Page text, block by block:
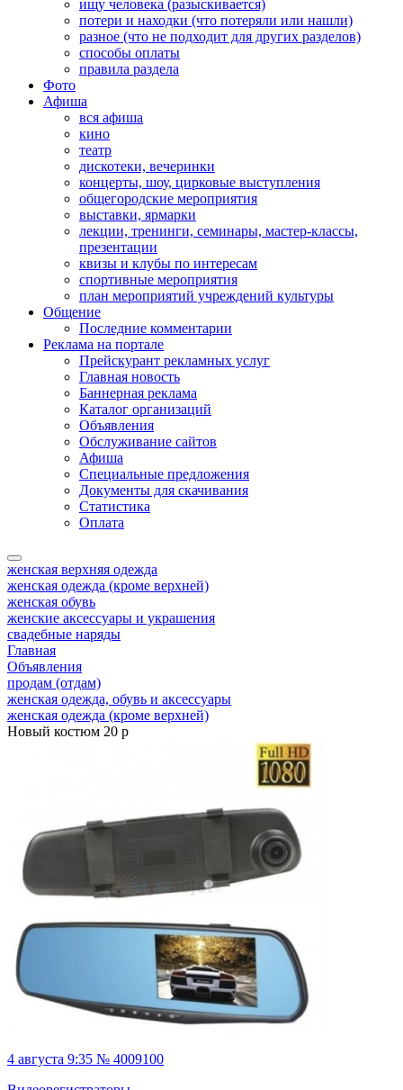
ищу человека (разыскивается)
потери и находки (что потеряли или нашли)
разное (что не подходит для других разделов)
способы оплаты
правила раздела
Фото
Афиша
вся афиша
кино
театр
дискотеки, вечеринки
концерты, шоу, цирковые выступления
общегородские мероприятия
выставки, ярмарки
лекции, тренинги, семинары, мастер-классы,
презентации
квизы и клубы по интересам
спортивные мероприятия
план мероприятий учреждений культуры
Общение
Последние комментарии
Реклама на портале
Прейскурант рекламных услуг
Главная новость
Баннерная реклама
Каталог организаций
Объявления
Обслуживание сайтов
Афиша
Специальные предложения
Документы для скачивания
Статистика
Оплата
женская верхняя одежда
женская одежда (кроме верхней)
женская обувь
женские аксессуары и украшения
свадебные наряды
Главная
Объявления
продам (отдам)
женская одежда, обувь и аксессуары
женская одежда (кроме верхней)
Новый костюм 20 р
4 августа 9:35 № 4009100